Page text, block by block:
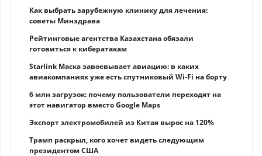
Как выбрать зарубежную клинику для лечения:
советы Минздрава
Рейтинговые агентства Казахстана обязали
готовиться к кибератакам
Starlink Маска завоевывает авиацию: в каких
авиакомпаниях уже есть спутниковый Wi-Fi на борту
6 млн загрузок: почему пользователи переходят на
этот навигатор вместо Google Maps
Экспорт электромобилей из Китая вырос на 120%
Трамп раскрыл, кого хочет видеть следующим
президентом США